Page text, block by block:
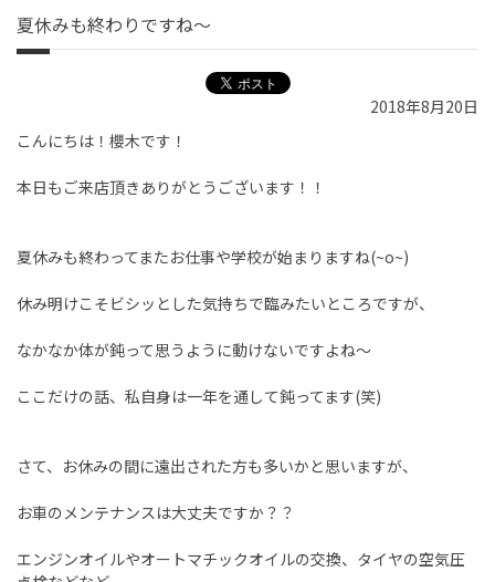
夏休みも終わりですね～
2018年8月20日
こんにちは！櫻木です！
本日もご来店頂きありがとうございます！！
夏休みも終わってまたお仕事や学校が始まりますね(~o~)
休み明けこそビシッとした気持ちで臨みたいところですが、
なかなか体が鈍って思うように動けないですよね～
ここだけの話、私自身は一年を通して鈍ってます(笑)
さて、お休みの間に遠出された方も多いかと思いますが、
お車のメンテナンスは大丈夫ですか？？
エンジンオイルやオートマチックオイルの交換、タイヤの空気圧